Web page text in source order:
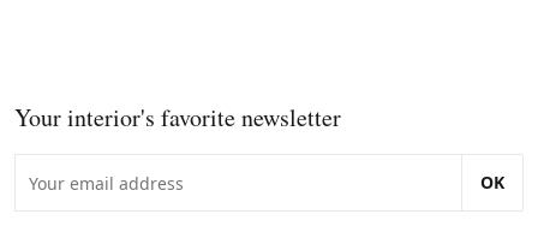
Your interior's favorite newsletter
OK